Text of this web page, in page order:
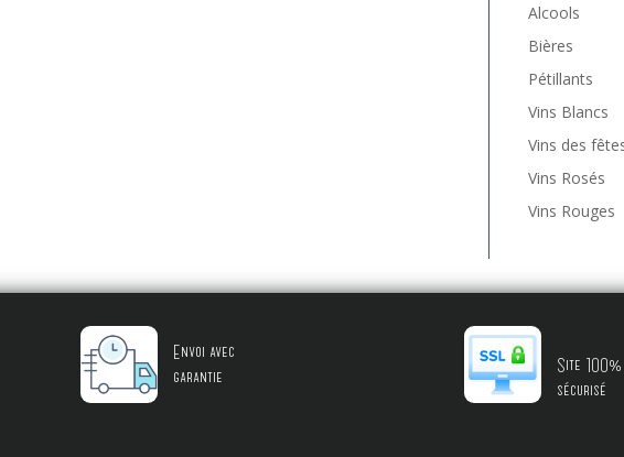
Alcools
Bières
Pétillants
Vins Blancs
Vins des
Vins Rosés
Vins Rouges
Envoi avec
garantie
Site 100%
sécurisé